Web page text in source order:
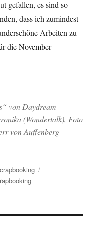
gefallen, es sind so
dass ich zumindest
Arbeiten zu
die November-
von Daydream
(Wondertalk), Foto
von Auffenberg